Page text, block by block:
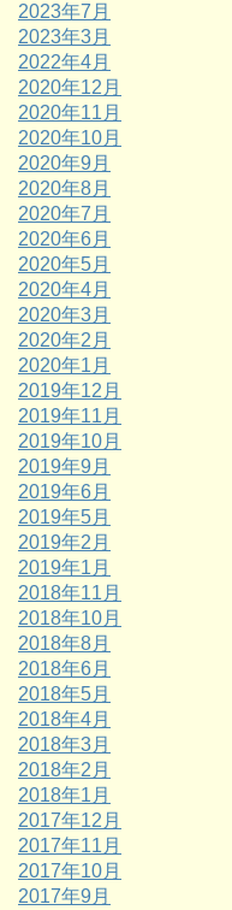
2023年7月
2023年3月
2022年4月
2020年12月
2020年11月
2020年10月
2020年9月
2020年8月
2020年7月
2020年6月
2020年5月
2020年4月
2020年3月
2020年2月
2020年1月
2019年12月
2019年11月
2019年10月
2019年9月
2019年6月
2019年5月
2019年2月
2019年1月
2018年11月
2018年10月
2018年8月
2018年6月
2018年5月
2018年4月
2018年3月
2018年2月
2018年1月
2017年12月
2017年11月
2017年10月
2017年9月